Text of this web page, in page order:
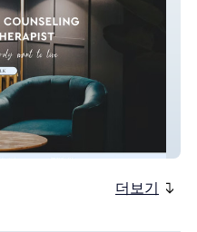
더보기